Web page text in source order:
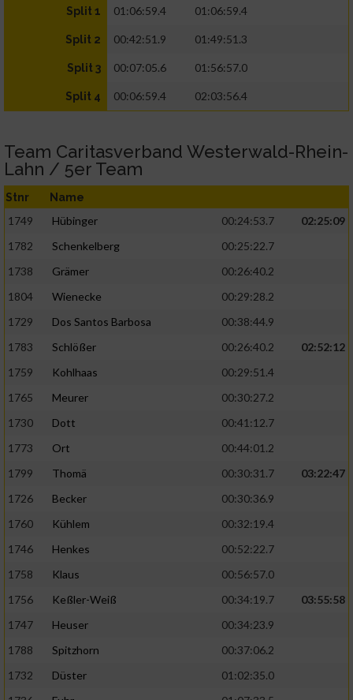
Split 1 01:06:59.4 01:06:59.4
Split 2 00:42:51.9 01:49:51.3
Split 3 00:07:05.6 01:56:57.0
Split 4 00:06:59.4 02:03:56.4
Team Caritasverband Westerwald-Rhein-
Lahn / 5er Team
Stnr Name
1749 Hübinger 00:24:53.7
02:25:09
1782
Schenkelberg
00:25:22.7
1738
Grämer
00:26:40.2
1804
Wienecke
00:29:28.2
1729
Dos Santos Barbosa
00:38:44.9
1783
Schlößer 00:26:40.2
02:52:12
1759
Kohlhaas
00:29:51.4
1765
Meurer
00:30:27.2
1730
Dott
00:41:12.7
1773
Ort
00:44:01.2
1799
Thomä 00:30:31.7
03:22:47
1726
Becker
00:30:36.9
1760
Kühlem
00:32:19.4
1746
Henkes
00:52:22.7
1758
Klaus
00:56:57.0
1756
Keßler-Weiß 00:34:19.7
03:55:58
1747
Heuser
00:34:23.9
1788
Spitzhorn
00:37:06.2
1732
Düster
01:02:35.0